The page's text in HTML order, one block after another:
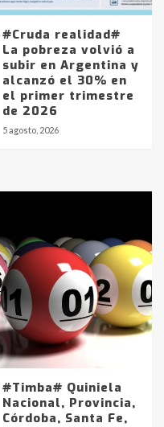
#Cruda realidad#
La pobreza volvió a
subir en Argentina y
alcanzó el 30% en
el primer trimestre
de 2026
5 agosto, 2026
#Timba# Quiniela
Nacional, Provincia,
Córdoba, Santa Fe,